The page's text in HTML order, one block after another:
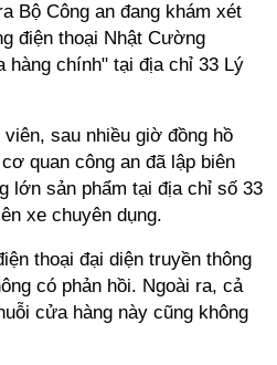
Bộ Công an đang khám xét
điện thoại Nhật Cường
hàng chính" tại địa chỉ 33 Lý
sau nhiều giờ đồng hồ
quan công an đã lập biên
lớn sản phẩm tại địa chỉ số 33
xe chuyên dụng.
thoại đại diện truyền thông
có phản hồi. Ngoài ra, cả
cửa hàng này cũng không